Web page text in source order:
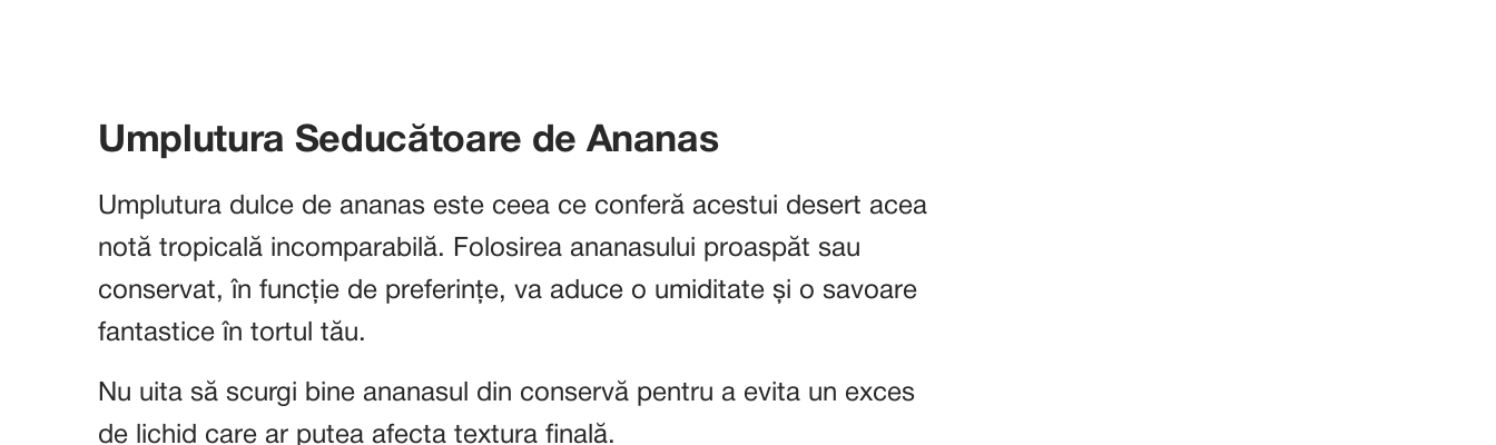
Umplutura Seducătoare de Ananas
Umplutura dulce de ananas este ceea ce conferă acestui desert acea
notă tropicală incomparabilă. Folosirea ananasului proaspăt sau
conservat, în funcție de preferințe, va aduce o umiditate și o savoare
fantastice în tortul tău.
Nu uita să scurgi bine ananasul din conservă pentru a evita un exces
de lichid care ar putea afecta textura finală.